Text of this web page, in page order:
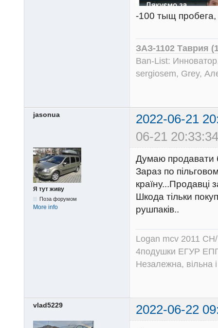
-100 тыщ
ЗАЗ-1102 Таврия
Ban-List:
sergiosem, Grey,
jasonua
2022-06-21
06-21
Я тут живу
Поза форумом
More info
Думаю продавати
Зараз по
країну...Продавці
Шкода тільки
рушпаків..
Logan mcv 2011
4подушки ЕГУР
Незалежна, вільна
vlad5229 2022-06-22